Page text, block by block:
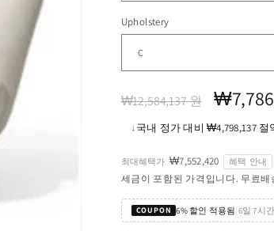
Upholstery
정
₩12,584,137 원
할
가
↓국내 정가 대비 ₩4,798,137 절
최대혜택가 ₩7,552,420 혜택 안내
세금이 포함된 가격입니다. 무료
COUPON 6% 할인 적용됨 6일 7시